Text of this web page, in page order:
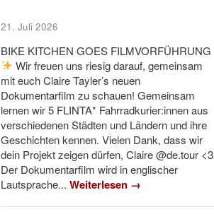
21. Juli 2026
BIKE KITCHEN GOES FILMVORFÜHRUNG
Wir freuen uns riesig darauf, gemeinsam
mit euch Claire Tayler’s neuen
Dokumentarfilm zu schauen! Gemeinsam
lernen wir 5 FLINTA* Fahrradkurier:innen aus
verschiedenen Städten und Ländern und ihre
Geschichten kennen. Vielen Dank, dass wir
dein Projekt zeigen dürfen, Claire @de.tour <3
Der Dokumentarfilm wird in englischer
Lautsprache... Weiterlesen →